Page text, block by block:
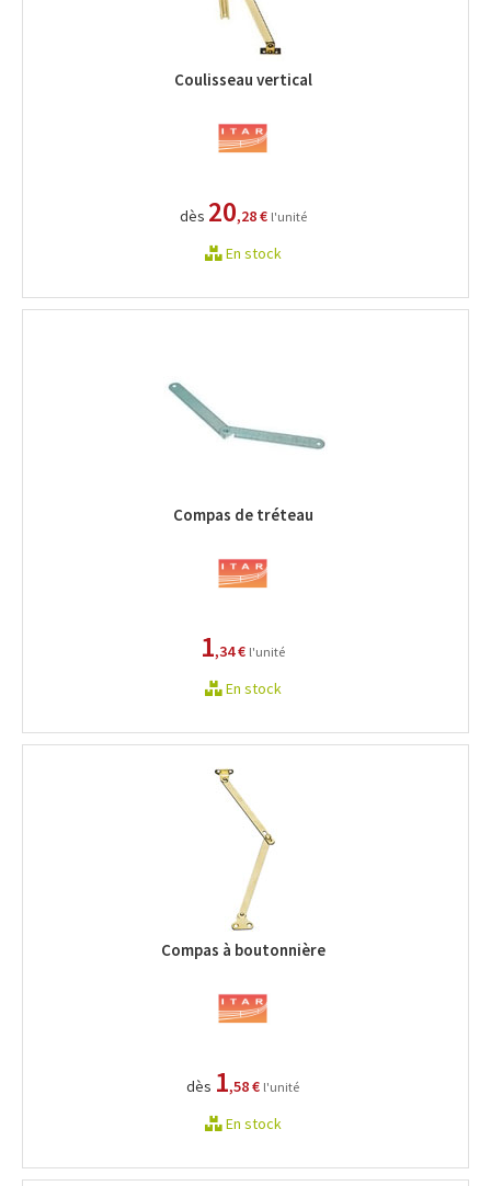
Coulisseau vertical
dès 20,28 € l'unité
En stock
Compas de tréteau
1,34 € l'unité
En stock
Compas à boutonnière
dès 1,58 € l'unité
En stock